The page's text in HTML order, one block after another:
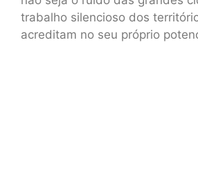
trabalho silencioso dos
acreditam no seu próprio